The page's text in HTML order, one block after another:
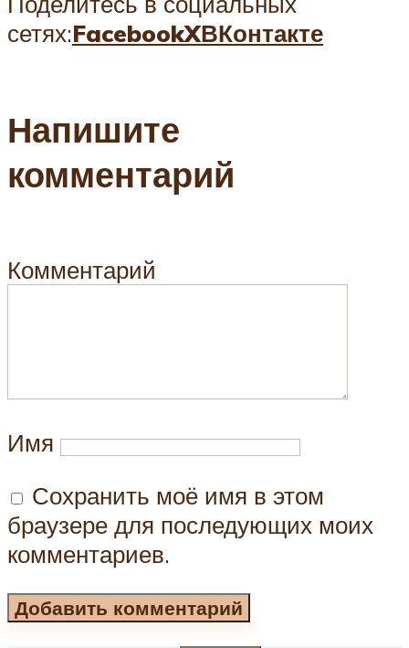
сетях:FacebookXВКонтакте
Напишите
комментарий
Комментарий
Имя
Сохранить моё имя в этом
браузере для последующих моих
комментариев.